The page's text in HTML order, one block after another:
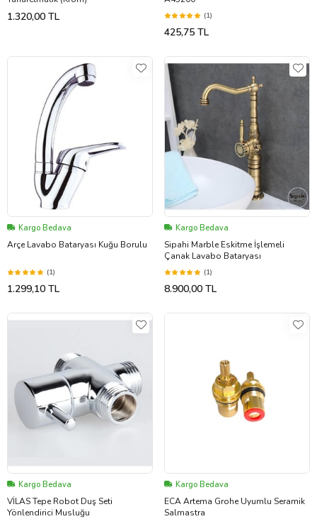
1.320,00 TL (1)
425,75 TL
Kargo Bedava
Arçe Lavabo Bataryası Kuğu Borulu
(1)
1.299,10 TL
Kargo Bedava
Sipahi Marble Eskitme İşlemeli
Çanak Lavabo Bataryası
(1)
8.900,00 TL
Kargo Bedava
VİLAS Tepe Robot Duş Seti
Yönlendirici Musluğu
Kargo Bedava
ECA Artema Grohe Uyumlu Seramik
Salmastra